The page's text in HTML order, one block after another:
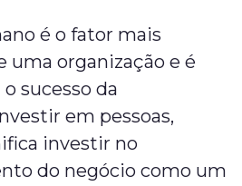
é o fator mais
uma organização e é
sucesso da
em pessoas,
investir no
do negócio como um